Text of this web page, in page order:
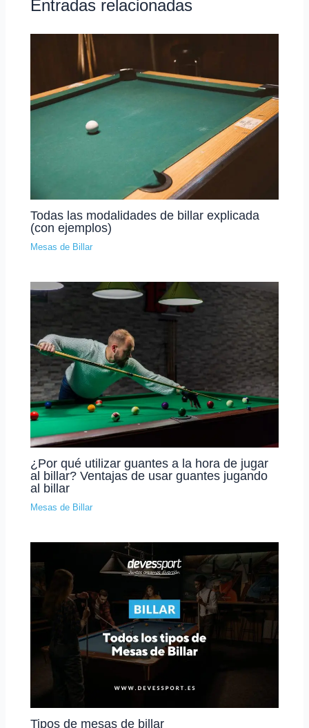
Entradas relacionadas
Todas las modalidades de billar explicada
(con ejemplos)
Mesas de Billar
¿Por qué utilizar guantes a la hora de jugar
al billar? Ventajas de usar guantes jugando
al billar
Mesas de Billar
Tipos de mesas de billar